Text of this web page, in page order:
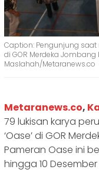
Caption: Pengunjung
di GOR Merdeka
Maslahah/Metaranews.co
Metaranews.co,
79 lukisan karya
‘Oase’ di GOR
Pameran Oase ini
hingga 10 Desember